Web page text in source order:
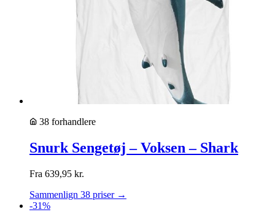
38 forhandlere
Snurk Sengetøj – Voksen – Shark
Fra 639,95 kr.
Sammenlign 38 priser →
-31%